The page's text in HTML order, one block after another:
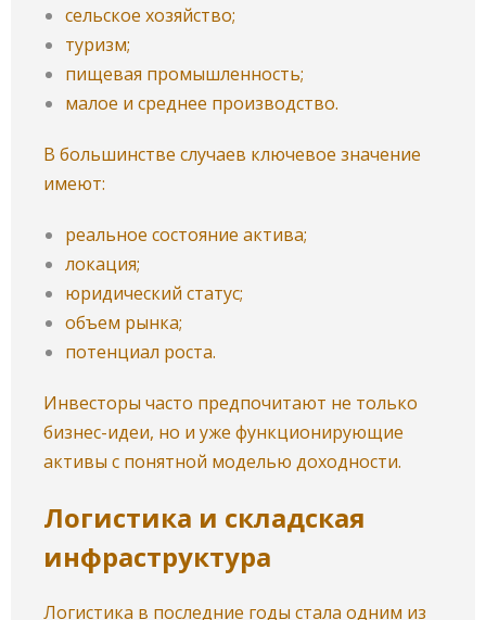
сельское хозяйство;
туризм;
пищевая промышленность;
малое и среднее производство.
В большинстве случаев ключевое значение
имеют:
реальное состояние актива;
локация;
юридический статус;
объем рынка;
потенциал роста.
Инвесторы часто предпочитают не только
бизнес-идеи, но и уже функционирующие
активы с понятной моделью доходности.
Логистика и складская
инфраструктура
Логистика в последние годы стала одним из